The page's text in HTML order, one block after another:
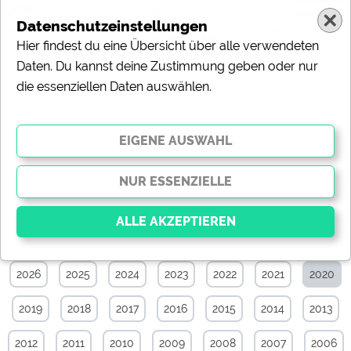
Campingplätze
Specials Aktuelle News
2026 2025 2024 2023 2022 2021 2020
2019 2018 2017 2016 2015 2014 2013
2012 2011 2010 2009 2008 2007 2006
Datenschutzeinstellungen
Hier findest du eine Übersicht über alle verwendeten
Daten. Du kannst deine Zustimmung geben oder nur
die essenziellen Daten auswählen.
Essenziell
Essenzielle Cookies ermöglichen grundlegende
Funktionen und sind für die einwandfreie Funktion der
werden Teile der Websitenicht funktionieren.